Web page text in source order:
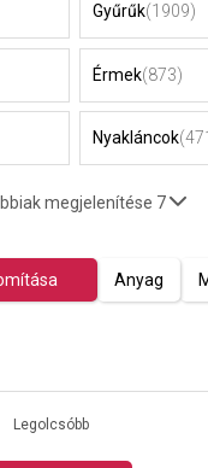
Gyűrűk(1909)
Érmek(873)
Nyakláncok
megjelenítése 7
Anyag
Legolcsóbb